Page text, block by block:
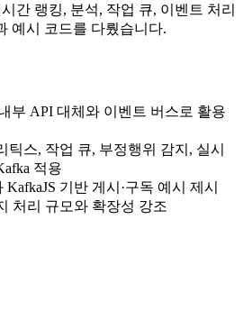
간 랭킹, 분석, 작업 큐, 이벤트 처리
예시 코드를 다뤘습니다.
부 API 대체와 이벤트 버스로 활용
틱스, 작업 큐, 부정행위 감지, 실시
적용
KafkaJS 기반 게시·구독 예시 제시
처리 규모와 확장성 강조